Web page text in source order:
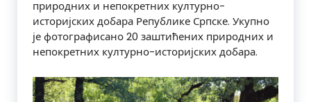
природних и непокретних културно-
историјских добара Републике Српске. Укупно
је фотографисано 20 заштићених природних и
непокретних културно-историјских добара.